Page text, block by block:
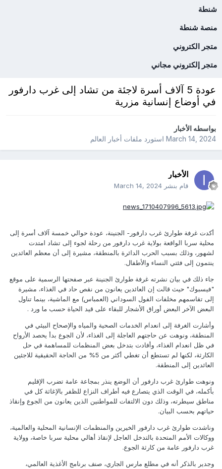
شنطة
منصة شنطة
متجر الكتروني
متجر إلكتروني مجاني
عودة 5 آلاف أسرة لاجئة من تشاد إلى غرب دارفور
في أوضاع إنسانية مزرية
بواسطهالأخبار
March 14, 2024استورد ملفات أخبار العالم
الأخبار
قام بنشر March 14, 2024
أكدت غرفة طوارئ غرب دارفور- الجنينة، عودة حوالي خمسة آلاف أسرة إلى
محلية سربا الواقعة بولاية غرب دارفور من رحلة لجوء إلى تشاد امتدت
لشهور، وذلك بسبب الحرب الدائرة بالمنطقة، مشيرة إلى أن معظم العائدين
ينتمون إلى فئتي النساء والأطفال.
جاء ذلك في بيان نشرته غرفة طوارئ الجنينة عبر صفحتها الرسمية على موقع
"فيسبوك" حيث قالت إن العائدين يعانون من نقص حاد في الغذاء، مشيرة
إلى تقاسمهم مخلفات الفول السوداني (العمباس) مع الماشية، بينما تناول
البعض الآخر البعض أوراق الأشجار للبقاء على قيد الحياة حسب ما ورد .
وأشارت الغرفة إلى انعدام الخدمات الصحية والمياه والإصحاح البيئي في
المنطقة، ونوهت عن حاجتهم العاجلة إلى الغذاء، لأن الجوع بدأ يحصد الأرواح
في ظل انعدام الغذاء، وأفادت بتدخل بعض المنظمات للمساهمة في حل
الكارثة، لكنها لم تستطع أن تغطي أكثر من 5%؜ من الحاجة الحقيقية للاجئين
العائدين إلى المنطقة.
ونوهت طوارئ غرب دارفور أن الوضع ينذر بمجاعة عامة تضرب الإقليم
بأكمله، في الوقت الذي يتصارع فيه أطراف النزاع للظفر بالإغاثة كل في
مناطق سيطرته، وذلك دون الالتفات للمواطنين الذين يعانون من الجوع وإنقاذ
حياتهم بحسب البيان.
وناشدت طوارئ غرب دارفور الخيرين والمنظمات الإنسانية المحلية والعالمية،
ووكالات الأمم المتحدة بالتدخل العاجل لإنقاذ أهالي محلية سربا خاصة، وولاية
غرب دارفور عامة من كارثة الجوع.
وجدير بالذكر أنه في مطلع مارس الجاري، صنف برنامج الأغذية العالمي،